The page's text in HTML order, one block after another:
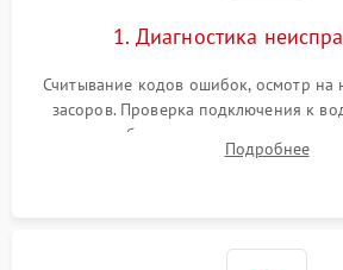
Проблемы с1. Диагностика
Считывание кодов ошибок, осмотр на
засоров. Проверка подключения к
жалоб на отсутствие слива,
разбрызгивателей илиПодробнее